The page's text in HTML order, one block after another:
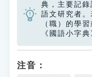
遊戲專區
教學應用
貓頭鷹博士
典，主要記
語文研究者
（職）的學
《國語小字
注音：